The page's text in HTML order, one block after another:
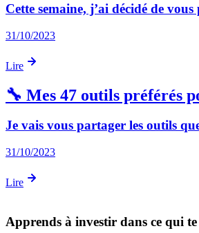
Cette semaine, j’ai décidé de
31/10/2023
Lire
🔧 Mes 47 outils préférés
Je vais vous partager les outils
31/10/2023
Lire
Apprends à investir dans ce qui